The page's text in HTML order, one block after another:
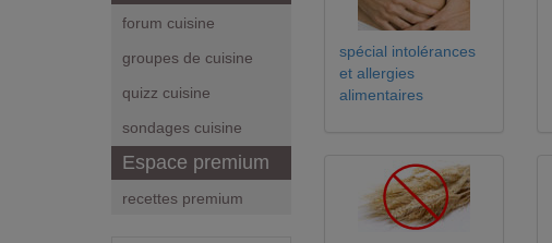
forum cuisine
groupes de cuisine
quizz cuisine
sondages cuisine
Espace premium
recettes premium
spécial intolérances
et allergies
alimentaires